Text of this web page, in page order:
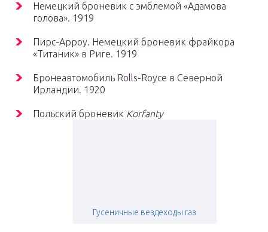
Немецкий броневик с эмблемой «Адамова
голова». 1919
Пирс-Арроу. Немецкий броневик фрайкора
«Титаник» в Риге. 1919
Бронеавтомобиль Rolls-Royce в Северной
Ирландии. 1920
Польский броневик Korfanty
Гусеничные вездеходы газ